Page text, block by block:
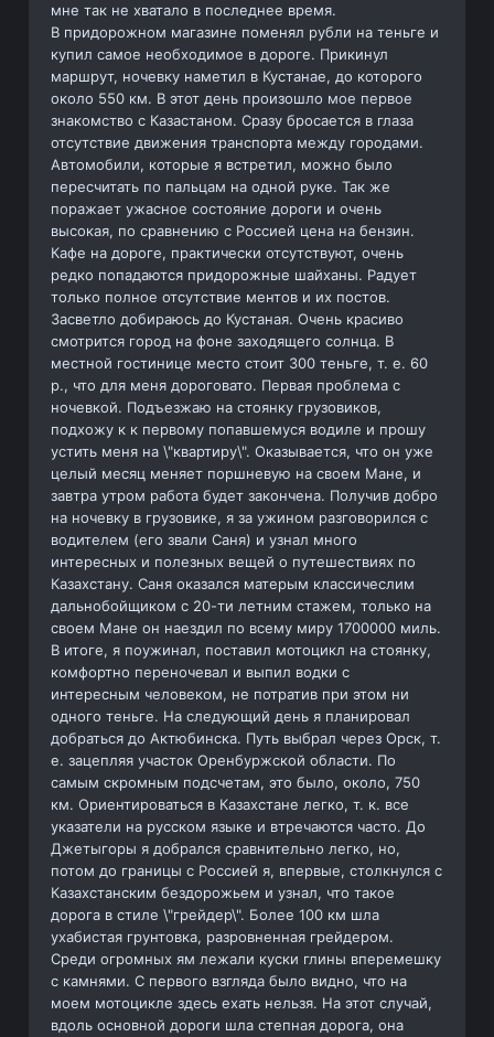
мне так не хватало в последнее время.
В придорожном магазине поменял рубли на теньге и
купил самое необходимое в дороге. Прикинул
маршрут, ночевку наметил в Кустанае, до которого
около 550 км. В этот день произошло мое первое
знакомство с Казастаном. Сразу бросается в глаза
отсутствие движения транспорта между городами.
Автомобили, которые я встретил, можно было
пересчитать по пальцам на одной руке. Так же
поражает ужасное состояние дороги и очень
высокая, по сравнению с Россией цена на бензин.
Кафе на дороге, практически отсутствуют, очень
редко попадаются придорожные шайханы. Радует
только полное отсутствие ментов и их постов.
Засветло добираюсь до Кустаная. Очень красиво
смотрится город на фоне заходящего солнца. В
местной гостинице место стоит 300 теньге, т. е. 60
р., что для меня дороговато. Первая проблема с
ночевкой. Подъезжаю на стоянку грузовиков,
подхожу к к первому попавшемуся водиле и прошу
устить меня на \"квартиру\". Оказывается, что он уже
целый месяц меняет поршневую на своем Мане, и
завтра утром работа будет закончена. Получив добро
на ночевку в грузовике, я за ужином разговорился с
водителем (его звали Саня) и узнал много
интересных и полезных вещей о путешествиях по
Казахстану. Саня оказался матерым классичеслим
дальнобойщиком с 20-ти летним стажем, только на
своем Мане он наездил по всему миру 1700000 миль.
В итоге, я поужинал, поставил мотоцикл на стоянку,
комфортно переночевал и выпил водки с
интересным человеком, не потратив при этом ни
одного теньге. На следующий день я планировал
добраться до Актюбинска. Путь выбрал через Орск, т.
е. зацепляя участок Оренбуржской области. По
самым скромным подсчетам, это было, около, 750
км. Ориентироваться в Казахстане легко, т. к. все
указатели на русском языке и втречаются часто. До
Джетыгоры я добрался сравнительно легко, но,
потом до границы с Россией я, впервые, столкнулся с
Казахстанским бездорожьем и узнал, что такое
дорога в стиле \"грейдер\". Более 100 км шла
ухабистая грунтовка, разровненная грейдером.
Среди огромных ям лежали куски глины вперемешку
с камнями. С первого взгляда было видно, что на
моем мотоцикле здесь ехать нельзя. На этот случай,
вдоль основной дороги шла степная дорога, она